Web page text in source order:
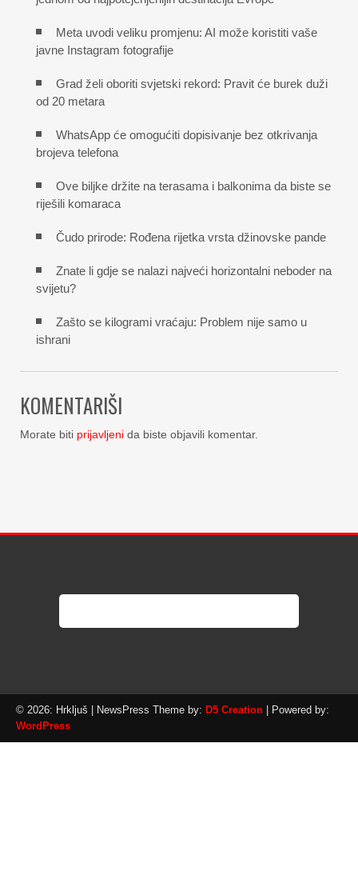
Meta uvodi veliku promjenu: AI može koristiti vaše
javne Instagram fotografije
Grad želi oboriti svjetski rekord: Pravit će burek duži
od 20 metara
WhatsApp će omogućiti dopisivanje bez otkrivanja
brojeva telefona
Ove biljke držite na terasama i balkonima da biste se
riješili komaraca
Čudo prirode: Rođena rijetka vrsta džinovske pande
Znate li gdje se nalazi najveći horizontalni neboder na
svijetu?
Zašto se kilogrami vraćaju: Problem nije samo u
ishrani
KOMENTARIŠI
Morate biti prijavljeni da biste objavili komentar.
© 2026: Hrkljuš | NewsPress Theme by: D5 Creation | Powered by:
WordPress